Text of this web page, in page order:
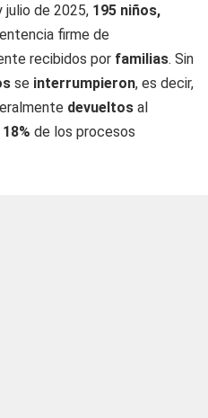
de 2025, 195 niños,
firme de
recibidos por familias. Sin
se interrumpieron, es decir,
devueltos al
18% de los procesos